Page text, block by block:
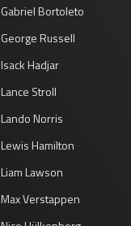
Gabriel Bortoleto
George Russell
Isack Hadjar
Lance Stroll
Lando Norris
Lewis Hamilton
Liam Lawson
Max Verstappen